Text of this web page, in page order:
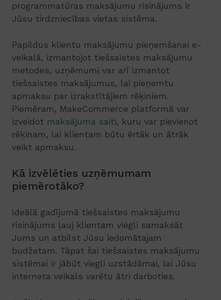
programmatūras maksājumu risinājums ir
Jūsu tirdzniecības vietas sistēma.
Papildus klientu maksājumu pieņemšanai e-
veikalā, izmantojot tiešsaistes maksājumu
metodes, uzņēmumi var arī izmantot
tiešsaistes maksājumus, lai pieņemtu
apmaksu par izrakstītājiem rēķiniem.
Piemēram, MakeCommerce platformā var
izveidot maksājuma saiti, kuru var pievienot
rēķinam, lai klientam būtu ērtāk un ātrāk
veikt apmaksu.
Kā izvēlēties uzņēmumam
piemērotāko?
Ideālā gadījumā tiešsaistes maksājumu
risinājums ļauj klientam viegli samaksāt
Jums un atbilst Jūsu iedomātajam
budžetam. Tāpat šai tiešsaistes maksājumu
sistēmai ir jābūt viegli uzstādāmai, lai Jūsu
interneta veikals varētu ātri darboties.